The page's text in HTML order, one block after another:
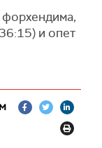
и опет